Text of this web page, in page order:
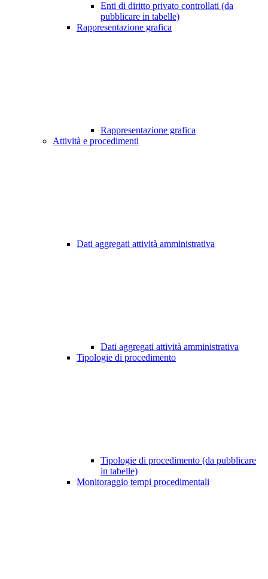
Enti di diritto privato controllati (da
pubblicare in tabelle)
Rappresentazione grafica
Rappresentazione grafica
Attività e procedimenti
Dati aggregati attività amministrativa
Dati aggregati attività amministrativa
Tipologie di procedimento
Tipologie di procedimento (da pubblicare
in tabelle)
Monitoraggio tempi procedimentali